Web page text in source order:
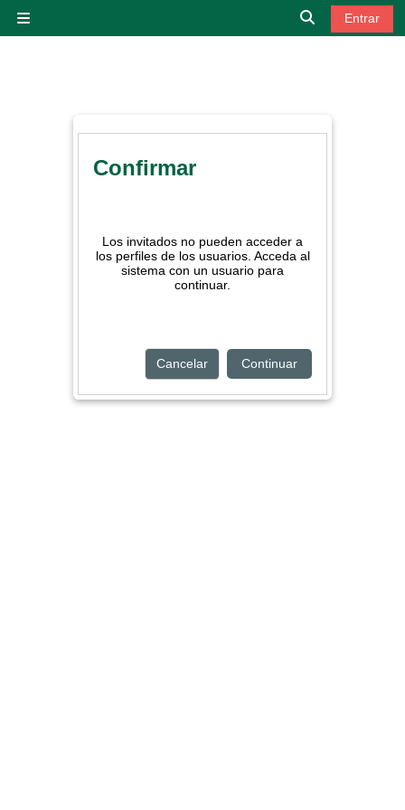
Entrar
Confirmar
Los invitados no pueden acceder a
los perfiles de los usuarios. Acceda al
sistema con un usuario para
continuar.
Cancelar Continuar